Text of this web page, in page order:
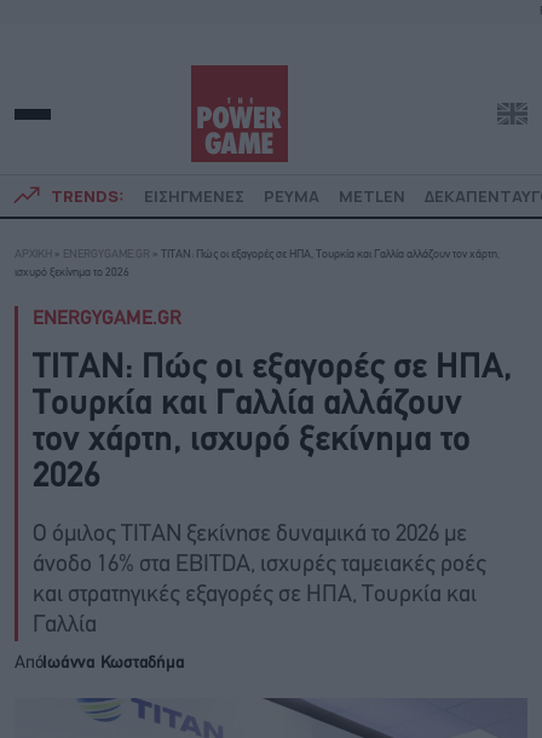
TRENDS: ΕΙΣΗΓΜΕΝΕΣ ΡΕΥΜΑ METLEN
ΑΡΧΙΚΗ » ENERGYGAME.GR »
ΤΙΤΑΝ: Πώς οι εξαγορές σε ΗΠΑ, Τουρκία και Γαλλία αλλάζουν τον χάρτη,
ισχυρό ξεκίνημα το 2026
ENERGYGAME.GR
ΤΙΤΑΝ: Πώς οι εξαγορές σε ΗΠΑ,
Τουρκία και Γαλλία αλλάζουν
τον χάρτη, ισχυρό ξεκίνημα το
2026
Ο όμιλος ΤΙΤΑΝ ξεκίνησε δυναμικά το 2026 με
άνοδο 16% στα EBITDA, ισχυρές ταμειακές ροές
και στρατηγικές εξαγορές σε ΗΠΑ, Τουρκία και
Γαλλία
ΑπόΙωάννα Κωσταδήμα